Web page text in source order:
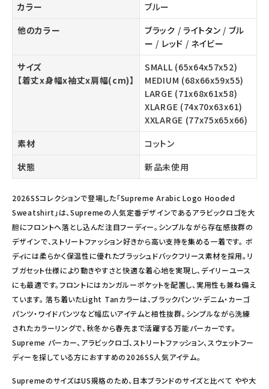
カラー
ブルー
他のカラー
ブラック / ライトタン / ブル
ー / レッド / ネイビー
サイズ
【着丈x身幅x袖丈x肩幅(cm)】
SMALL (65x64x57x52)
MEDIUM (68x66x59x55)
LARGE (71x68x61x58)
XLARGE (74x70x63x61)
XXLARGE (77x75x65x66)
素材
コットン
状態
新品未使用
2026SSコレクションで登場した「Supreme Arabic Logo Hooded
Sweatshirt」は、Supremeの人気定番デザインであるアラビックロゴを大
胆にフロントへ落とし込んだ注目フーディー。シンプルながら存在感抜群の
デザインで、ストリートファッション好きから高い支持を集める一着です。 ボ
ディには柔らかく保温性に優れたブラッシュドバックフリース素材を採用。リ
ブガセット仕様により動きやすさと快適な着心地を実現し、デイリーユース
にも最適です。フロントにはカンガルーポケットを配置し、実用性も兼ね備え
ています。 落ち着いたLight Tanカラーは、ブラックパンツ・デニム・カーゴ
パンツ・ワイドパンツなど幅広いアイテムと相性抜群。シンプルながら洗練
されたカラーリングで、秋冬から春先まで活躍する万能パーカーです。
Supreme パーカー、アラビックロゴ、ストリートファッション、スウェットフー
ディーを探している方におすすめの2026SS人気アイテム。
SupremeのサイズはUS規格のため、日本ブランドのサイズと比べて やや大